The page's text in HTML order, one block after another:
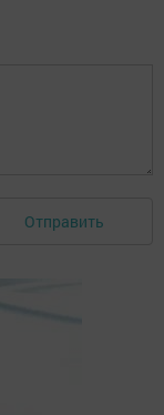
Отправить